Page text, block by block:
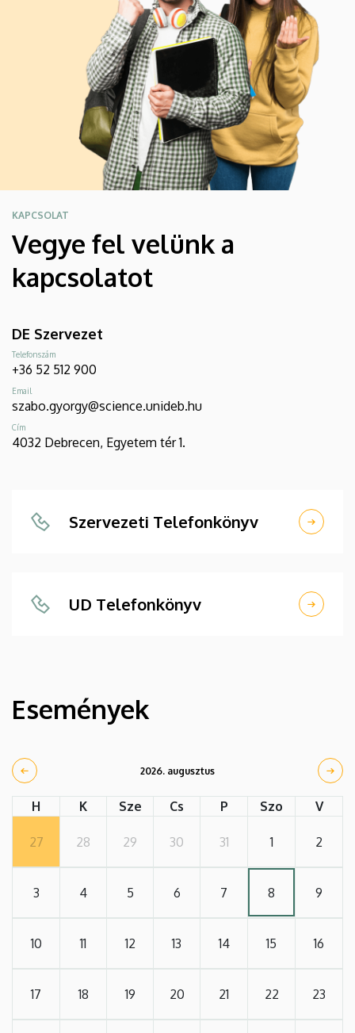
KAPCSOLAT
Vegye fel velünk a
kapcsolatot
DE Szervezet
Telefonszám
+36 52 512 900
Email
szabo.gyorgy@science.unideb.hu
Cím
4032 Debrecen, Egyetem tér 1.
Szervezeti Telefonkönyv
UD Telefonkönyv
Események
2026. augusztus
H K Sze Cs P Szo V
27 28 29 30 31 1 2
3 4 5 6 7 8 9
10 11 12 13 14 15 16
17 18 19 20 21 22 23